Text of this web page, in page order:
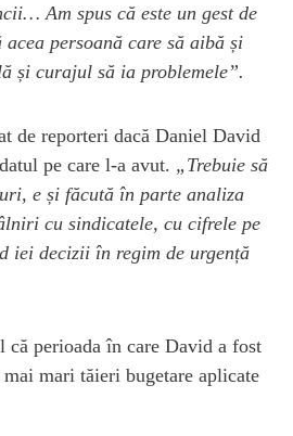
Am spus că este un gest de
persoană care să aibă și
și curajul să ia problemele”.
de reporteri dacă Daniel David
pe care l-a avut. „Trebuie să
e și făcută în parte analiza
cu sindicatele, cu cifrele pe
iei decizii în regim de urgență
că perioada în care David a fost
mari tăieri bugetare aplicate